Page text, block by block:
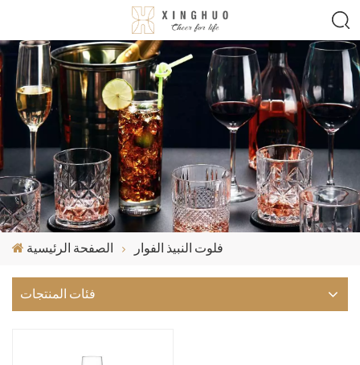
الصفحة الرئيسية فلوت النبيذ الفوار
فئات المنتجات